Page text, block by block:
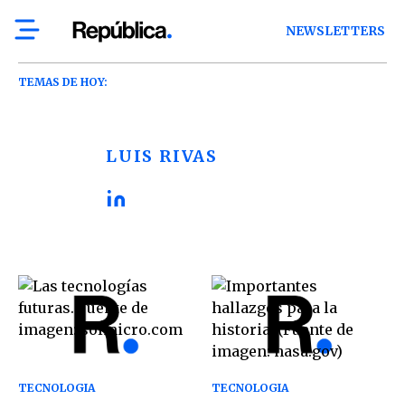
NEWSLETTERS
TEMAS DE HOY:
LUIS RIVAS
TECNOLOGIA TECNOLOGIA